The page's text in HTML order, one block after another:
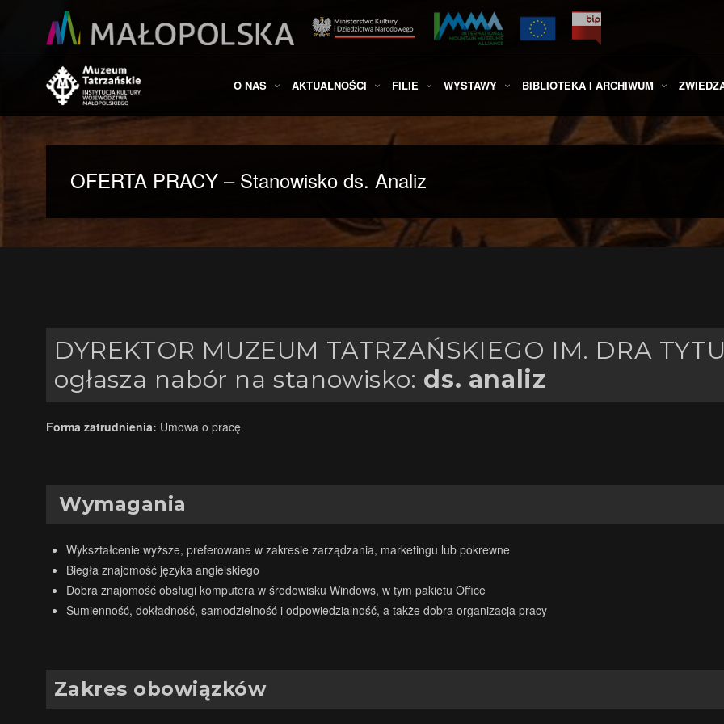
O NAS AKTUALNOŚCI FILIE WYSTAWY BIBLIOTEKA I ARCHIWUM
OFERTA PRACY – Stanowisko ds. Analiz
DYREKTOR MUZEUM TATRZAŃSKIEGO IM. DRA
ogłasza nabór na stanowisko: ds. analiz
Forma zatrudnienia: Umowa o pracę
Wymagania
Wykształcenie wyższe, preferowane w zakresie zarządzania, marketingu lub pokrewne
Biegła znajomość języka angielskiego
Dobra znajomość obsługi komputera w środowisku Windows, w tym pakietu Office
Sumienność, dokładność, samodzielność i odpowiedzialność, a także dobra organizacja pracy
Zakres obowiązków